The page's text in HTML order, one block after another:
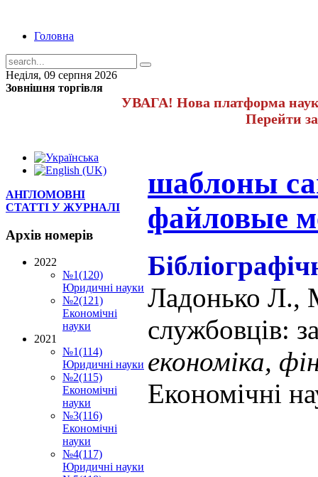
Головна
Неділя, 09 серпня 2026
Зовнішня торгівля
УВАГА! Нова платформа
Перейти
шаблоны
файловые
Ладонько Л.,
службовців:
економіка,
Економічні
АНГЛОМОВНІ
СТАТТІ У ЖУРНАЛІ
Архів номерів
2022
№1(120)
Юридичні науки
№2(121)
Економічні
науки
2021
№1(114)
Юридичні науки
№2(115)
Економічні
науки
№3(116)
Економічні
науки
№4(117)
Юридичні науки